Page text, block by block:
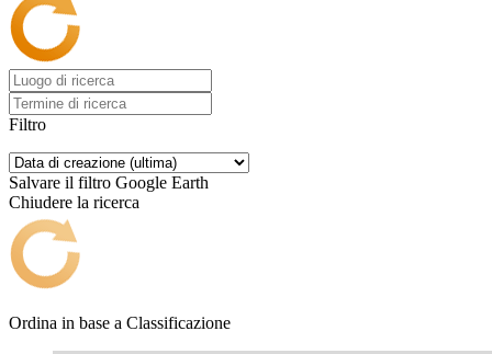
Filtro
Salvare il filtro Google Earth
Chiudere la ricerca
Ordina in base a Classificazione